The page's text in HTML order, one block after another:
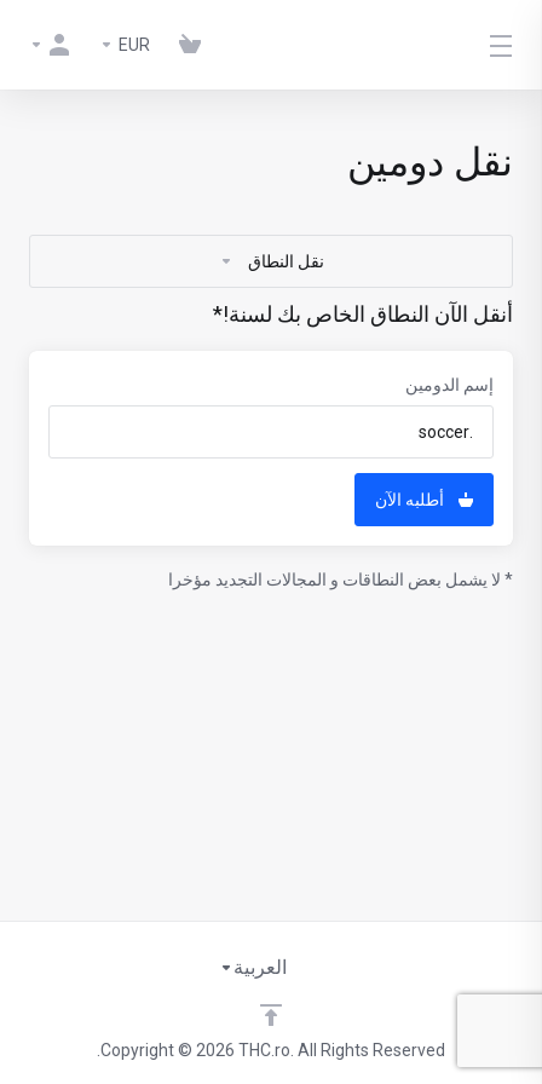
EUR
نقل دومين
نقل النطاق
أنقل الآن النطاق الخاص بك لسنة!*
إسم الدومين
أطلبه الآن
* لا يشمل بعض النطاقات و المجالات التجديد مؤخرا
Copyright © 2026 THC.ro. All Rights Reserved.
العربية